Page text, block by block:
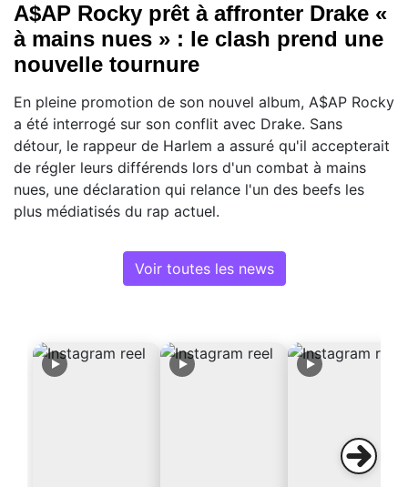
A$AP Rocky prêt à affronter Drake «
à mains nues » : le clash prend une
nouvelle tournure
En pleine promotion de son nouvel album, A$AP Rocky
a été interrogé sur son conflit avec Drake. Sans
détour, le rappeur de Harlem a assuré qu'il accepterait
de régler leurs différends lors d'un combat à mains
nues, une déclaration qui relance l'un des beefs les
plus médiatisés du rap actuel.
Voir toutes les news